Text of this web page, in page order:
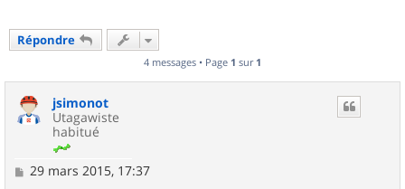
Répondre
4 messages • Page 1 sur 1
jsimonot
Utagawiste
habitué
M
29 mars 2015, 17:37